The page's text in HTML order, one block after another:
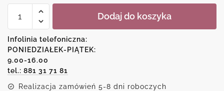
ilość
Plakat
przyjaciel
Dodaj do koszyka
Infolinia telefoniczna:
PONIEDZIAŁEK-PIĄTEK:
9.00-16.00
tel.: 881 31 71 81
Realizacja zamówień 5-8 dni roboczych